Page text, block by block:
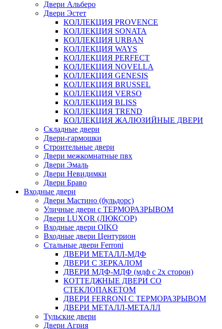
Двери Альберо
Двери Эстет
КОЛЛЕКЦИЯ PROVENCE
КОЛЛЕКЦИЯ SONATA
КОЛЛЕКЦИЯ URBAN
КОЛЛЕКЦИЯ WAYS
КОЛЛЕКЦИЯ PERFECT
КОЛЛЕКЦИЯ NOVELLA
КОЛЛЕКЦИЯ GENESIS
КОЛЛЕКЦИЯ BRUSSEL
КОЛЛЕКЦИЯ VERSO
КОЛЛЕКЦИЯ BLISS
КОЛЛЕКЦИЯ TREND
КОЛЛЕКЦИЯ ЖАЛЮЗИЙНЫЕ ДВЕРИ
Складные двери
Двери-гармошки
Строительные двери
Двери межкомнатные пвх
Двери Эмаль
Двери Невидимки
Двери Браво
Входные двери
Двери Мастино (бульдорс)
Уличные двери с ТЕРМОРАЗРЫВОМ
Двери LUXOR (ЛЮКСОР)
Входные двери OIKO
Входные двери Центурион
Стальные двери Ferroni
ДВЕРИ МЕТАЛЛ-МДФ
ДВЕРИ С ЗЕРКАЛОМ
ДВЕРИ МДФ-МДФ (мдф с 2х сторон)
КОТТЕДЖНЫЕ ДВЕРИ СО
СТЕКЛОПАКЕТОМ
ДВЕРИ FERRONI С ТЕРМОРАЗРЫВОМ
ДВЕРИ МЕТАЛЛ-МЕТАЛЛ
Тульские двери
Двери Агрия